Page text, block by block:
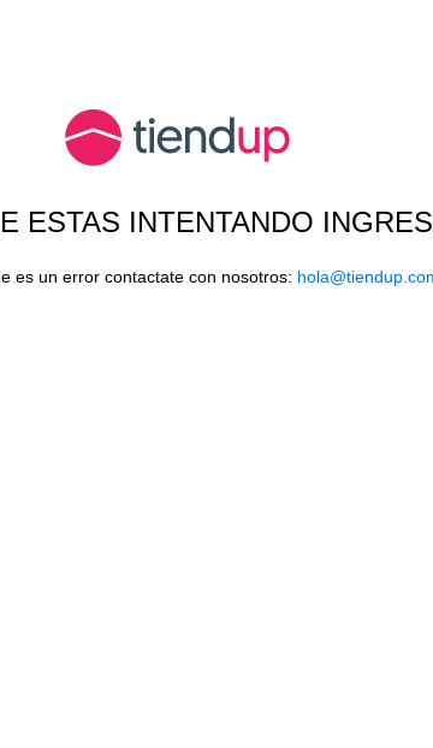
ESTAS INTENTANDO
es un error contactate con nosotros: